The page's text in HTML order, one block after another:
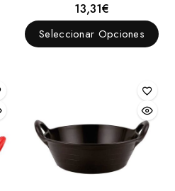
fuera
de
13,31€
Seleccionar Opciones